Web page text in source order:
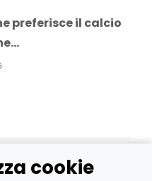
cookie
preferisce il calcio